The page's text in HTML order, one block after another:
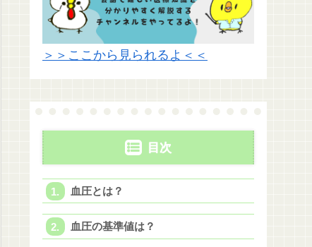
＞＞ここから見られるよ＜＜
目次
血圧とは？
血圧の基準値は？